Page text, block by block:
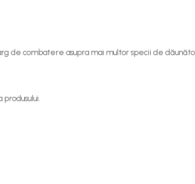
de combatere asupra mai multor specii de